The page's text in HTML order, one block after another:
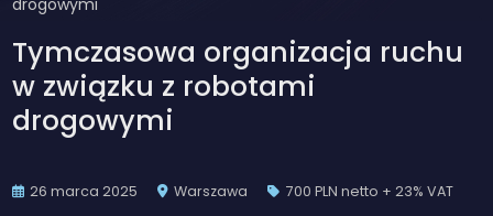
drogowymi
Tymczasowa organizacja ruchu
w związku z robotami
drogowymi
26 marca 2025 Warszawa 700 PLN netto + 23% VAT